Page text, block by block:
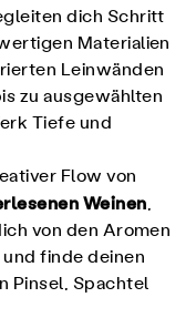
dich Schritt
Materialien
Leinwänden
zu ausgewählten
Tiefe und
Flow von
Weinen
von den Aromen
finde deinen
Pinsel, Spachtel